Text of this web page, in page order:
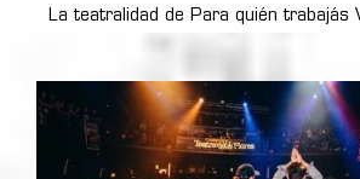
La teatralidad de Para quién trabajás